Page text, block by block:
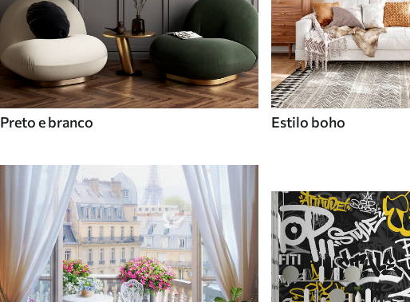
Preto e branco Estilo boho